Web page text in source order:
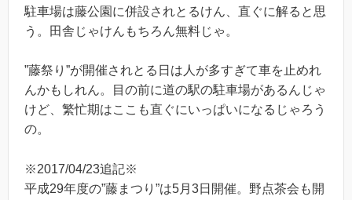
駐車場は藤公園に併設されとるけん、直ぐに解ると思
う。田舎じゃけんもちろん無料じゃ。
”藤祭り”が開催されとる日は人が多すぎて車を止めれ
んかもしれん。目の前に道の駅の駐車場があるんじゃ
けど、繁忙期はここも直ぐにいっぱいになるじゃろう
の。
※2017/04/23追記※
平成29年度の”藤まつり”は5月3日開催。野点茶会も開